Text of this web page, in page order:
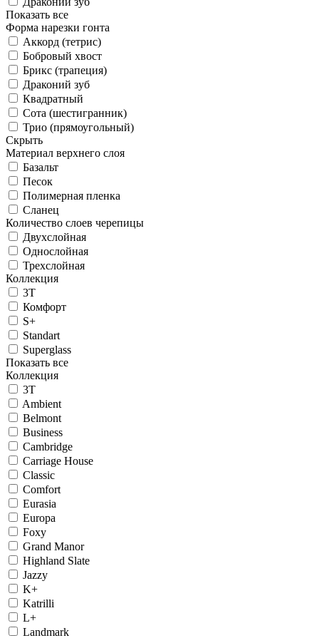
Показать все
Форма нарезки гонта
Аккорд (тетрис)
Бобровый хвост
Брикс (трапеция)
Драконий зуб
Квадратный
Сота (шестигранник)
Трио (прямоугольный)
Скрыть
Материал верхнего слоя
Базальт
Песок
Полимерная пленка
Сланец
Количество слоев черепицы
Двухслойная
Однослойная
Трехслойная
Коллекция
3T
Комфорт
S+
Standart
Superglass
Показать все
Коллекция
3T
Ambient
Belmont
Business
Cambridge
Carriage House
Classic
Comfort
Eurasia
Europa
Foxy
Grand Manor
Highland Slate
Jazzy
K+
Katrilli
L+
Landmark